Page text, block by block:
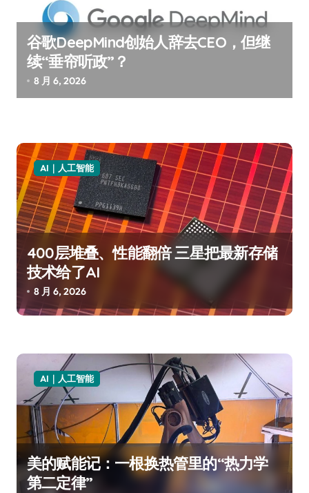
谷歌DeepMind创始人辞去CEO，但继
续“垂帘听政”？
8 月 6, 2026
AI｜人工智能
400层堆叠、性能翻倍 三星把最新存储
技术给了AI
8 月 6, 2026
AI｜人工智能
美的赋能记：一根换热管里的“热力学
第二定律”